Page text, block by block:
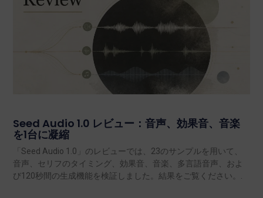
Seed Audio 1.0 レビュー：音声、効果音、音楽
を1台に凝縮
「Seed Audio 1.0」のレビューでは、23のサンプルを用いて、
音声、セリフのタイミング、効果音、音楽、多言語音声、およ
び120秒間の生成機能を検証しました。結果をご覧ください。.